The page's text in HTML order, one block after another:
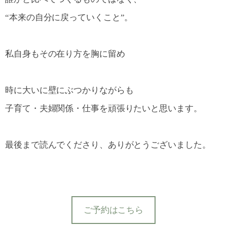
“本来の自分に戻っていくこと”。
私自身もその在り方を胸に留め
時に大いに壁にぶつかりながらも
子育て・夫婦関係・仕事を頑張りたいと思います。
最後まで読んでくださり、ありがとうございました。
ご予約はこちら